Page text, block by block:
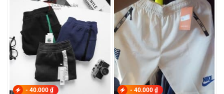
- 40.000 ₫ - 40.000 ₫